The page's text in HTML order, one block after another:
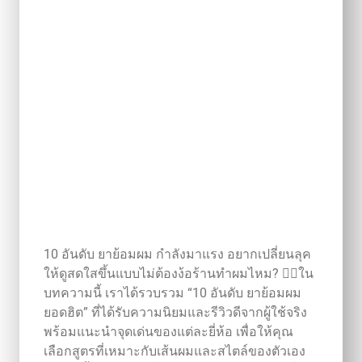
10 อันดับ ยาย้อมผม กำลังมาแรง อยากเปลี่ยนลุค
ให้ดูสดใสขึ้นแบบไม่ต้องง้อร้านทำผมไหม? 💇‍♀️ใน
บทความนี้ เราได้รวบรวม “10 อันดับ ยาย้อมผม
ยอดฮิต” ที่ได้รับความนิยมและรีวิวดีจากผู้ใช้จริง
พร้อมแนะนำจุดเด่นของแต่ละยี่ห้อ เพื่อให้คุณ
เลือกสูตรที่เหมาะกับเส้นผมและสไตล์ของตัวเอง